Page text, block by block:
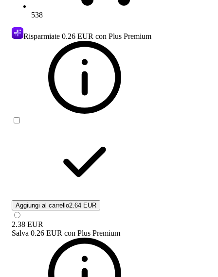
538
Risparmiate 0.26 EUR con Plus Premium
Aggiungi al carrello2.64 EUR
2.38 EUR
Salva 0.26 EUR con Plus Premium